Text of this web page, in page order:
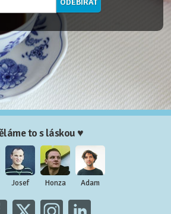
to s láskou ♥
Josef Honza Adam